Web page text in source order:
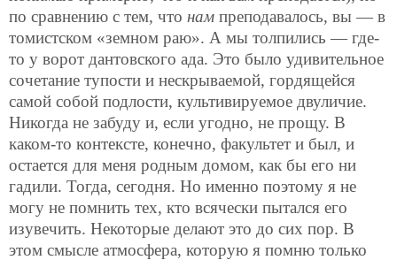
по сравнению с тем, что нам преподавалось, вы — в
томистском «земном раю». А мы толпились — где-
то у ворот дантовского ада. Это было удивительное
сочетание тупости и нескрываемой, гордящейся
самой собой подлости, культивируемое двуличие.
Никогда не забуду и, если угодно, не прощу. В
каком-то контексте, конечно, факультет и был, и
остается для меня родным домом, как бы его ни
гадили. Тогда, сегодня. Но именно поэтому я не
могу не помнить тех, кто всячески пытался его
изувечить. Некоторые делают это до сих пор. В
этом смысле атмосфера, которую я помню только